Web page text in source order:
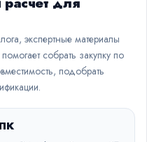
экспертные материалы
собрать закупку по
подобрать